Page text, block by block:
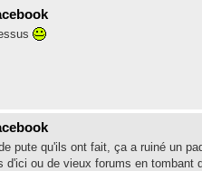
pute qu'ils ont fait, ça a ruiné un
d'ici ou de vieux forums en